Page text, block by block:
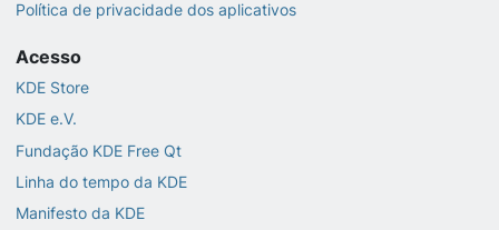
Política de privacidade dos aplicativos
Acesso
KDE Store
KDE e.V.
Fundação KDE Free Qt
Linha do tempo da KDE
Manifesto da KDE